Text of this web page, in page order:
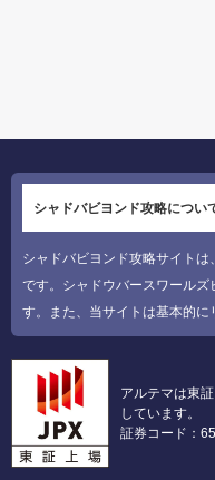
シャドバビヨンド攻略につい
シャドバビヨンド攻略サイト
です。シャドウバースワールズ
す。また、当サイトは基本的に
アルテマは東
しています。
証券コード：